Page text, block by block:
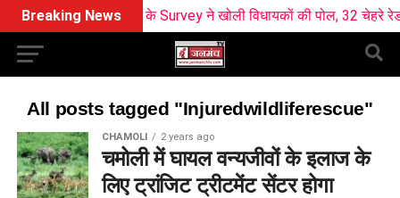
Breaking NewsBJP के Survey ने खोली विधायकों की पोल, 32 चेहरे रेड
All posts tagged "Injuredwildliferescue"
CHAMOLI 2 years ago
चमोली में घायल वन्यजीवों के इलाज के
लिए ट्रांजिट ट्रीटमेंट सेंटर होगा